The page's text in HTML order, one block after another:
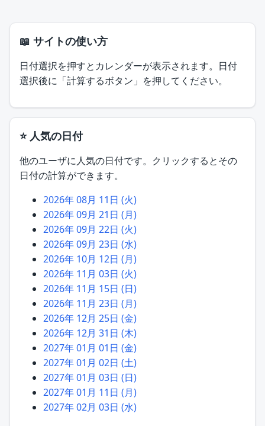
📖 サイトの使い方
日付選択を押すとカレンダーが表示されます。日付
選択後に「計算するボタン」を押してください。
⭐ 人気の日付
他のユーザに人気の日付です。クリックするとその
日付の計算ができます。
2026年 08月 11日 (火)
2026年 09月 21日 (月)
2026年 09月 22日 (火)
2026年 09月 23日 (水)
2026年 10月 12日 (月)
2026年 11月 03日 (火)
2026年 11月 15日 (日)
2026年 11月 23日 (月)
2026年 12月 25日 (金)
2026年 12月 31日 (木)
2027年 01月 01日 (金)
2027年 01月 02日 (土)
2027年 01月 03日 (日)
2027年 01月 11日 (月)
2027年 02月 03日 (水)